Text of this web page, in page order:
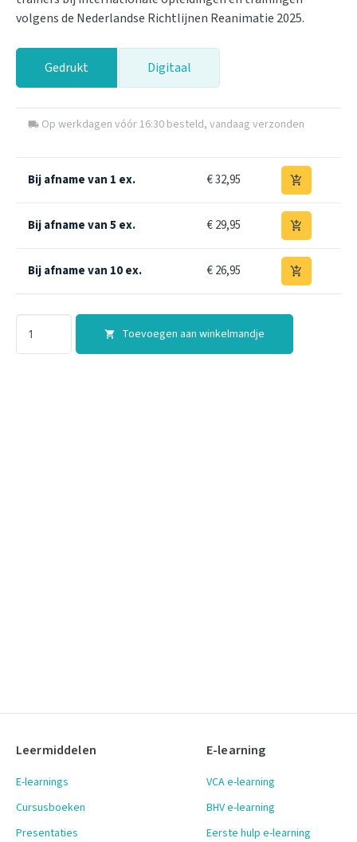
volgens de Nederlandse Richtlijnen Reanimatie 2025.
Gedrukt Digitaal
local_shipping Op werkdagen vóór 16:30 besteld, vandaag verzonden
Bij afname van 1 ex. € 32,95 add_shopping_cart
Bij afname van 5 ex. € 29,95 add_shopping_cart
Bij afname van 10 ex. € 26,95 add_shopping_cart
shopping_cart Toevoegen aan winkelmandje
Leermiddelen
E-learnings
Cursusboeken
Presentaties
E-learning
VCA e-learning
BHV e-learning
Eerste hulp e-learning